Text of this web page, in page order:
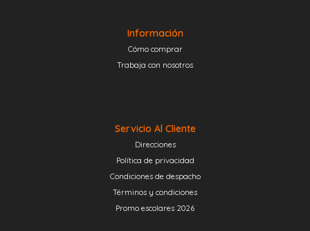
Información
Cómo comprar
Trabaja con nosotros
Servicio Al Cliente
Direcciones
Política de privacidad
Condiciones de despacho
Términos y condiciones
Promo escolares 2026